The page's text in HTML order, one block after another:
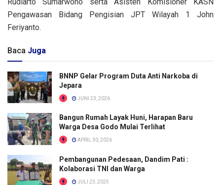
Pengawasan Bidang Pengisian JPT Wilayah 1 John
Feriyanto.
Baca Juga
BNNP Gelar Program Duta Anti Narkoba di
Jepara
JUNI 23, 2026
Bangun Rumah Layak Huni, Harapan Baru
Warga Desa Godo Mulai Terlihat
APRIL 30, 2026
Pembangunan Pedesaan, Dandim Pati :
Kolaborasi TNI dan Warga
JULI 23, 2025